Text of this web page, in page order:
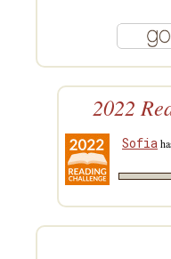
2022
Sofia